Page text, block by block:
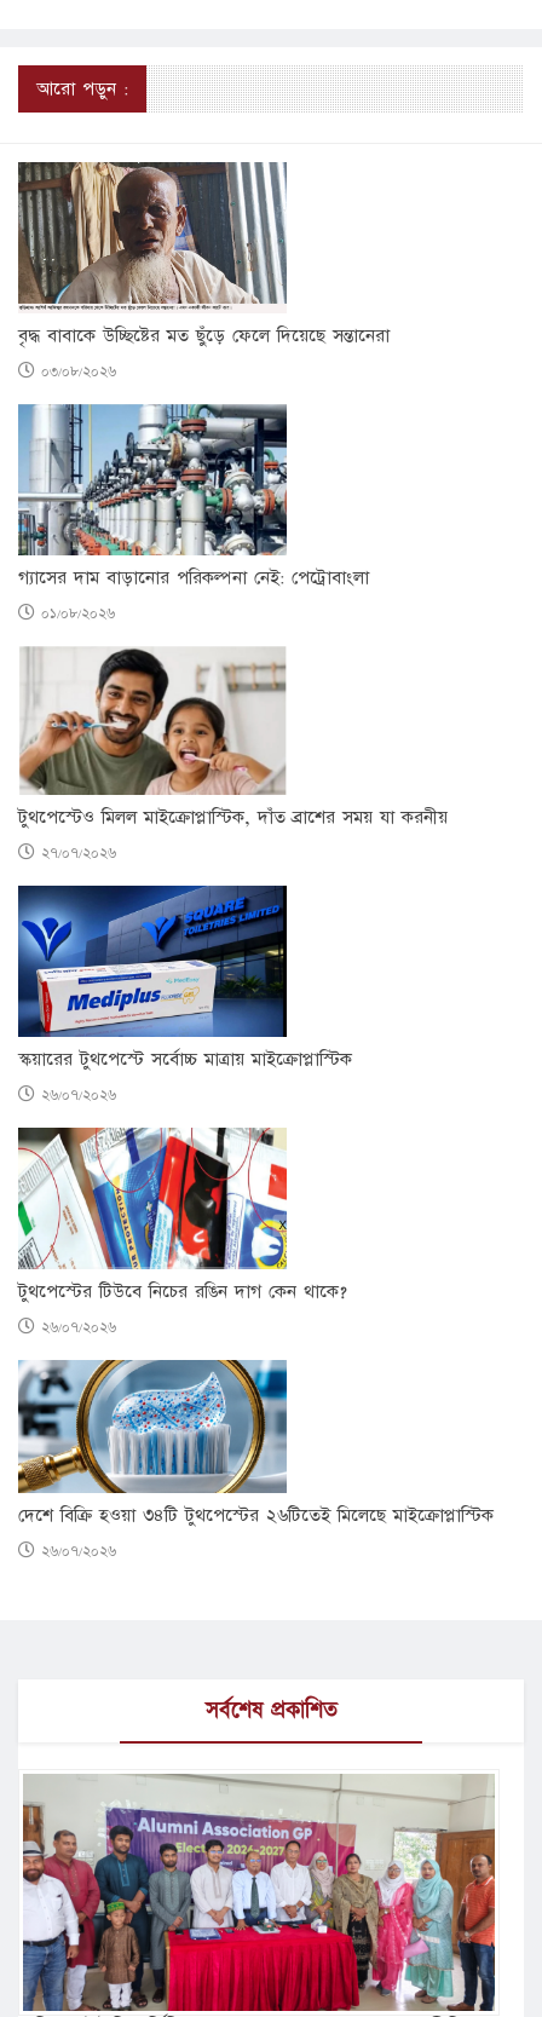
আরো পড়ুন :
বৃদ্ধ বাবাকে উচ্ছিষ্টের মত ছুঁড়ে ফেলে দিয়েছে সন্তানেরা
০৩/০৮/২০২৬
গ্যাসের দাম বাড়ানোর পরিকল্পনা নেই: পেট্রোবাংলা
০১/০৮/২০২৬
টুথপেস্টেও মিলল মাইক্রোপ্লাস্টিক, দাঁত ব্রাশের সময় যা করনীয়
২৭/০৭/২০২৬
স্কয়ারের টুথপেস্টে সর্বোচ্চ মাত্রায় মাইক্রোপ্লাস্টিক
২৬/০৭/২০২৬
টুথপেস্টের টিউবে নিচের রঙিন দাগ কেন থাকে?
২৬/০৭/২০২৬
দেশে বিক্রি হওয়া ৩৪টি টুথপেস্টের ২৬টিতেই মিলেছে মাইক্রোপ্লাস্টিক
২৬/০৭/২০২৬
সর্বশেষ প্রকাশিত